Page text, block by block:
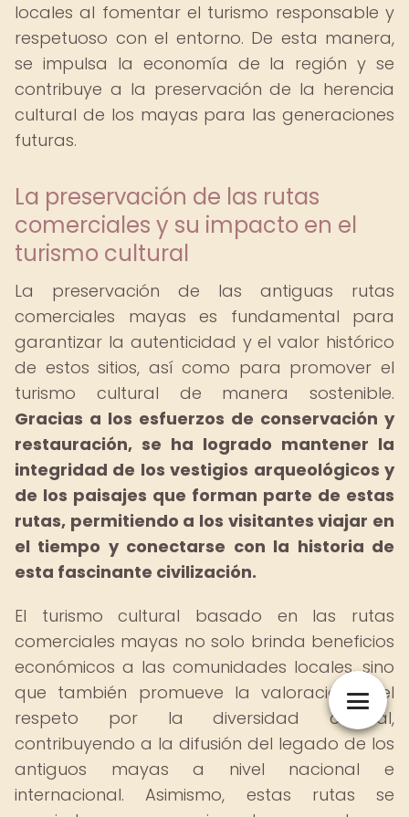
locales al fomentar el turismo responsable y
respetuoso con el entorno. De esta manera,
se impulsa la economía de la región y se
contribuye a la preservación de la herencia
cultural de los mayas para las generaciones
futuras.
La preservación de las rutas
comerciales y su impacto en el
turismo cultural
La preservación de las antiguas rutas
comerciales mayas es fundamental para
garantizar la autenticidad y el valor histórico
de estos sitios, así como para promover el
turismo cultural de manera sostenible.
Gracias a los esfuerzos de conservación y
restauración, se ha logrado mantener la
integridad de los vestigios arqueológicos y
de los paisajes que forman parte de estas
rutas, permitiendo a los visitantes viajar en
el tiempo y conectarse con la historia de
esta fascinante civilización.
El turismo cultural basado en las rutas
comerciales mayas no solo brinda beneficios
económicos a las comunidades locales, sino
que también promueve la valoración y el
respeto por la diversidad cultural,
contribuyendo a la difusión del legado de los
antiguos mayas a nivel nacional e
internacional. Asimismo, estas rutas se